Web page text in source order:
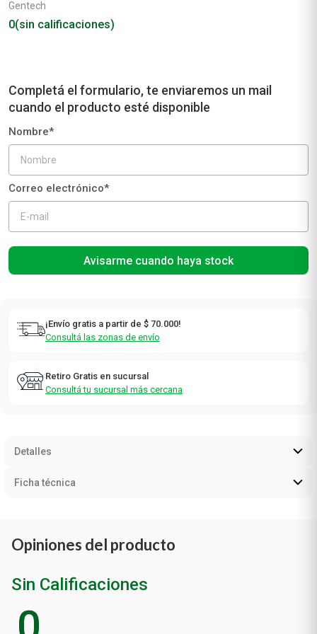
Gentech
0(sin calificaciones)
Avisarme cuando haya stock
¡Envío gratis a partir de $ 70.000!
Consultá las zonas de envío
Retiro Gratis en sucursal
Consultá tu sucursal más cercana
Detalles
Ficha técnica
Opiniones del producto
Sin Calificaciones